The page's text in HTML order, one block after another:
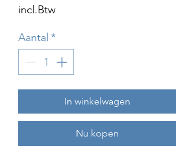
incl.Btw
Aantal *
In winkelwagen
Nu kopen